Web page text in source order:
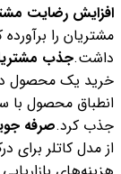
افزایش رضایت
مشتریان را
داشت.جذب
خرید یک محصول
انطباق محصول با
جذب کرد.صرفه
از مدل کاتلر برای